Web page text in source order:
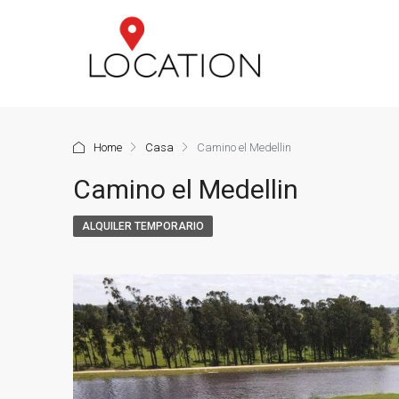
Home Casa Camino el Medellin
Camino el Medellin
ALQUILER TEMPORARIO